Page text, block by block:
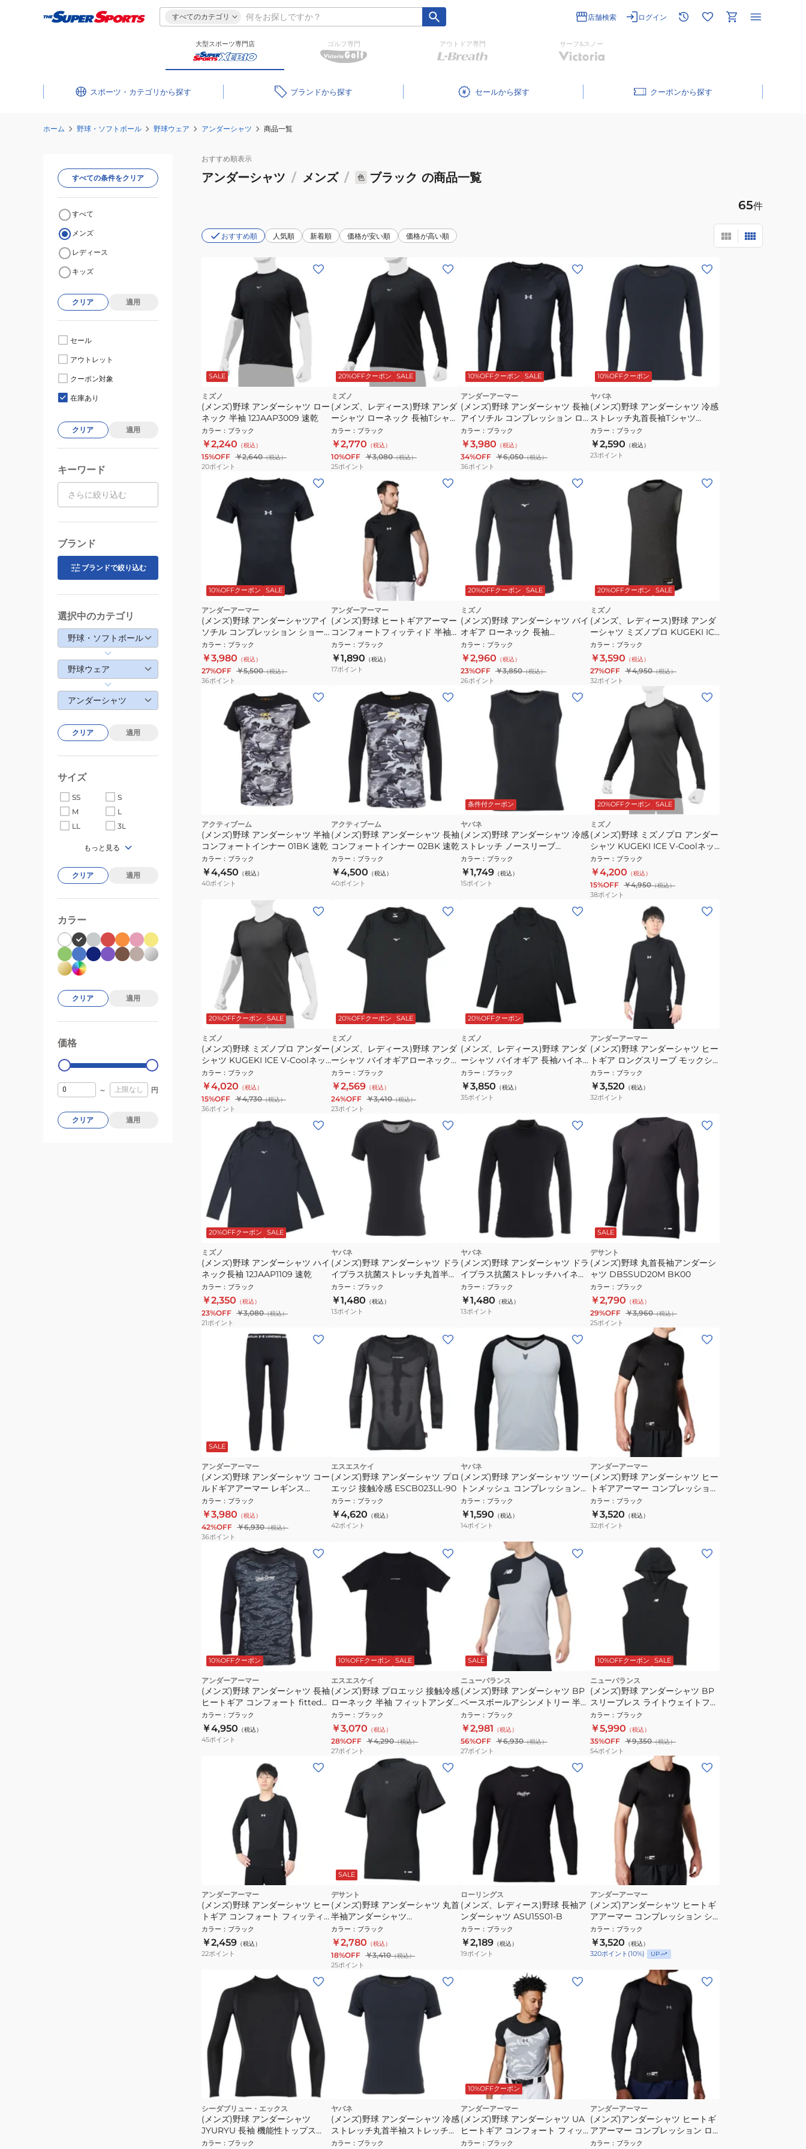
すべてのカテゴリ 店舗検索 ログイン
大型スポーツ専門店 ゴルフ専門 アウトドア専門 サーフ&スノー
スポーツ・カテゴリ ブランド セール クーポン
ホーム 野球・ソフトボール 野球ウェア アンダーシャツ 商品一覧
おすすめ順表示
アンダーシャツ / メンズ / 色 ブラック の商品一覧
65件
おすすめ順 人気順 新着順 価格が安い順 価格が高い順
SALE
ミズノ
(メンズ)野球 アンダーシャツ ロー
ネック 半袖 12JAAP3009 速乾
カラー ： ブラック
￥2,240 （税込）
15%OFF ￥2,640（税込）
20ポイント
20%OFFクーポン SALE
ミズノ
(メンズ、レディース)野球 アンダ
ーシャツ ローネック 長袖Tシャツ
12JAAP1009 速乾
カラー ： ブラック
￥2,770 （税込）
10%OFF ￥3,080（税込）
25ポイント
10%OFFクーポン SALE
アンダーアーマー
(メンズ)野球 アンダーシャツ 長袖
アイソチル コンプレッション ロ
ングスリーブ クルー 黒 UPF50
1364468
カラー ： ブラック
￥3,980 （税込）
34%OFF ￥6,050（税込）
36ポイント
10%OFFクーポン
ヤバネ
(メンズ)野球 アンダーシャツ 冷感
ストレッチ丸首長袖Tシャツ
YA2AB04-90 接触冷感 UVケア
カラー ： ブラック
￥2,590 （税込）
23ポイント
10%OFFクーポン SALE
アンダーアーマー
(メンズ)野球 アンダーシャツアイ
ソチル コンプレッション ショー
トスリーブ クルー ブラック
UPF50 1364732 BLK
カラー ： ブラック
￥3,980 （税込）
27%OFF ￥5,500（税込）
36ポイント
アンダーアーマー
(メンズ)野球 ヒートギアアーマー
コンフォートフィッティド 半袖ク
ルーネック アンダーシャツ
1384732 001 速乾
カラー ： ブラック
￥1,890 （税込）
17ポイント
20%OFFクーポン SALE
ミズノ
(メンズ)野球 アンダーシャツ バイ
オギア ローネック 長袖
12JABC1109 速乾
カラー ： ブラック
￥2,960 （税込）
23%OFF ￥3,850（税込）
26ポイント
20%OFFクーポン SALE
ミズノ
(メンズ、レディース)野球 アンダ
ーシャツ ミズノプロ KUGEKI ICE
ローネック ノースリーブ
12JACQ2209
カラー ： ブラック
￥3,590 （税込）
27%OFF ￥4,950（税込）
32ポイント
アクティブーム
(メンズ)野球 アンダーシャツ 半袖
コンフォートインナー 01BK 速乾
カラー ： ブラック
￥4,450 （税込）
40ポイント
アクティブーム
(メンズ)野球 アンダーシャツ 長袖
コンフォートインナー 02BK 速乾
カラー ： ブラック
￥4,500 （税込）
40ポイント
条件付クーポン
ヤバネ
(メンズ)野球 アンダーシャツ 冷感
ストレッチ ノースリーブ
YA3AB01 90
カラー ： ブラック
￥1,749 （税込）
15ポイント
20%OFFクーポン SALE
ミズノ
(メンズ)野球 ミズノプロ アンダー
シャツ KUGEKI ICE V-Coolネッ
ク 長袖 12JA2P1409
カラー ： ブラック
￥4,200 （税込）
15%OFF ￥4,950（税込）
38ポイント
20%OFFクーポン SALE
ミズノ
(メンズ)野球 ミズノプロ アンダー
シャツ KUGEKI ICE V-Coolネッ
ク 半袖 12JA2P3409 夏用 冷感 速
乾
カラー ： ブラック
￥4,020 （税込）
15%OFF ￥4,730（税込）
36ポイント
20%OFFクーポン SALE
ミズノ
(メンズ、レディース)野球 アンダ
ーシャツ バイオギアローネック半
袖Tシャツ 12JABC3109 速乾 UV
カット
カラー ： ブラック
￥2,569 （税込）
24%OFF ￥3,410（税込）
23ポイント
20%OFFクーポン
ミズノ
(メンズ、レディース)野球 アンダ
ーシャツ バイオギア 長袖ハイネ
ック 12JABC1009 速乾
カラー ： ブラック
￥3,850 （税込）
35ポイント
アンダーアーマー
(メンズ)野球 アンダーシャツ ヒー
トギア ロングスリーブ モックシ
ャツ 1385291 001 速乾
カラー ： ブラック
￥3,520 （税込）
32ポイント
20%OFFクーポン SALE
ミズノ
(メンズ)野球 アンダーシャツ ハイ
ネック長袖 12JAAP1109 速乾
カラー ： ブラック
￥2,350 （税込）
23%OFF ￥3,080（税込）
21ポイント
ヤバネ
(メンズ)野球 アンダーシャツ ドラ
イプラス抗菌ストレッチ丸首半袖
ストレッチシャツ YA2AB03-90
抗菌効果 吸汗速乾性 抗菌防臭 UV
ケア
カラー ： ブラック
￥1,480 （税込）
13ポイント
ヤバネ
(メンズ)野球 アンダーシャツ ドラ
イプラス抗菌ストレッチハイネッ
ク長袖シャツ YA2AB01-90 抗菌
効果 吸汗速乾性 抗菌防臭 UVケア
カラー ： ブラック
￥1,480 （税込）
13ポイント
SALE
デサント
(メンズ)野球 丸首長袖アンダーシ
ャツ DB5SUD20M BK00
カラー ： ブラック
￥2,790 （税込）
29%OFF ￥3,960（税込）
25ポイント
SALE
アンダーアーマー
(メンズ)野球 アンダーシャツ コー
ルドギアアーマー レギンス
6007921 001
カラー ： ブラック
￥3,980 （税込）
42%OFF ￥6,930（税込）
36ポイント
エスエスケイ
(メンズ)野球 アンダーシャツ プロ
エッジ 接触冷感 ESCB023LL-90
カラー ： ブラック
￥4,620 （税込）
42ポイント
ヤバネ
(メンズ)野球 アンダーシャツ ツー
トンメッシュ コンプレッション
YA4AB03 90
カラー ： ブラック
￥1,590 （税込）
14ポイント
アンダーアーマー
(メンズ)野球 アンダーシャツ ヒー
トギアアーマー コンプレッション
ショートスリーブ モック
1358642 001 速乾
カラー ： ブラック
￥3,520 （税込）
32ポイント
10%OFFクーポン
アンダーアーマー
(メンズ)野球 アンダーシャツ 長袖
ヒートギア コンフォート fitted
NOV 6001309 001
カラー ： ブラック
￥4,950 （税込）
45ポイント
10%OFFクーポン SALE
エスエスケイ
(メンズ)野球 プロエッジ 接触冷感
ローネック 半袖 フィットアンダ
ーシャツ ESCB023LH-90
カラー ： ブラック
￥3,070 （税込）
28%OFF ￥4,290（税込）
27ポイント
SALE
ニューバランス
(メンズ)野球 アンダーシャツ BP
ベースボールアシンメトリー 半袖
Tシャツ 右投げ用 MT41704RBK
速乾
カラー ： ブラック
￥2,981 （税込）
56%OFF ￥6,930（税込）
27ポイント
10%OFFクーポン SALE
ニューバランス
(メンズ)野球 アンダーシャツ BP
スリーブレス ライトウェイトフー
ディ MT41706BK 速乾
カラー ： ブラック
￥5,990 （税込）
35%OFF ￥9,350（税込）
54ポイント
アンダーアーマー
(メンズ)野球 アンダーシャツ ヒー
トギア コンフォート フィッティ
ド ロングスリーブクルーネックシ
ャツ 1384731 001 速乾
カラー ： ブラック
￥2,459 （税込）
22ポイント
SALE
デサント
(メンズ)野球 アンダーシャツ 丸首
半袖アンダーシャツ
DB5SUD10M BK00
カラー ： ブラック
￥2,780 （税込）
18%OFF ￥3,410（税込）
25ポイント
ローリングス
(メンズ、レディース)野球 長袖ア
ンダーシャツ ASU15S01-B
カラー ： ブラック
￥2,189 （税込）
19ポイント
アンダーアーマー
(メンズ)アンダーシャツ ヒートギ
アアーマー コンプレッション シ
ョートスリーブ クルー 1358643
001 速乾
カラー ： ブラック
￥3,520 （税込）
320ポイント (10%) UP
シーダブリュー・エックス
(メンズ)野球 アンダーシャツ
JYURYU 長袖 機能性トップス
JAO089BL
カラー ： ブラック
ヤバネ
(メンズ)野球 アンダーシャツ 冷感
ストレッチ丸首半袖ストレッチシ
ャツ YA2AB05-90 接触冷感 UV
カラー ： ブラック
10%OFFクーポン
アンダーアーマー
(メンズ)野球 アンダーシャツ UA
ヒートギア コンフォート フィッ
ティド ノベルティ ショートスリ
カラー ： ブラック
アンダーアーマー
(メンズ)アンダーシャツ ヒートギ
アアーマー コンプレッション ロ
ングスリーブ クルー 1358646
カラー ： ブラック
すべての条件をクリア
すべて
メンズ
レディース
キッズ
クリア 適用
セール
アウトレット
クーポン対象
在庫あり
クリア 適用
キーワード
ブランド
ブランドで絞り込む
選択中のカテゴリ
野球・ソフトボール
野球ウェア
アンダーシャツ
クリア 適用
サイズ
SS
S
M
L
LL
3L
もっと見る
クリア 適用
カラー
クリア 適用
価格
0
～ 円
クリア 適用